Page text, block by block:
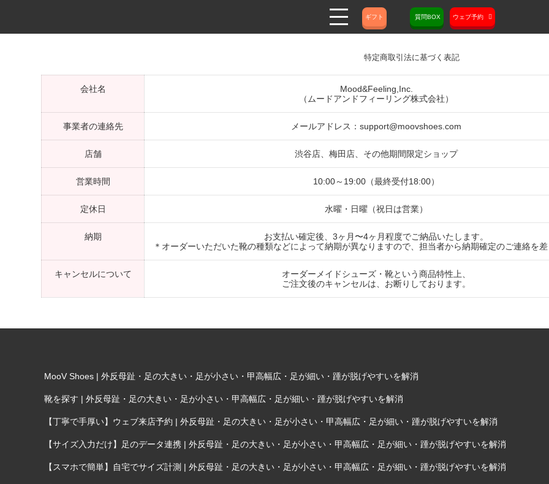
ギフト 質問BOX ウェブ予約
特定商取引法に基づく表記
会社名
Mood&Feeling,Inc.
（ムードアンドフィーリング株式会社）
事業者の連絡先 メールアドレス：support@moovshoes.com
店舗 渋谷店、梅田店、その他期間限定ショップ
営業時間 10:00～19:00（最終受付18:00）
定休日 水曜・日曜（祝日は営業）
納期
お支払い確定後、3ヶ月〜4ヶ月程度でご納品いたします。
＊オーダーいただいた靴の種類などによって納期が異なりますので、担当者から納期確定のご連絡を
キャンセルについて
オーダーメイドシューズ・靴という商品特性上、
ご注文後のキャンセルは、お断りしております。
MooV Shoes | 外反母趾・足の大きい・足が小さい・甲高幅広・足が細い・踵が脱げやすいを解消
靴を探す | 外反母趾・足の大きい・足が小さい・甲高幅広・足が細い・踵が脱げやすいを解消
【丁寧で手厚い】ウェブ来店予約 | 外反母趾・足の大きい・足が小さい・甲高幅広・足が細い・踵が脱げやすいを解消
【サイズ入力だけ】足のデータ連携 | 外反母趾・足の大きい・足が小さい・甲高幅広・足が細い・踵が脱げやすいを解消
【スマホで簡単】自宅でサイズ計測 | 外反母趾・足の大きい・足が小さい・甲高幅広・足が細い・踵が脱げやすいを解消